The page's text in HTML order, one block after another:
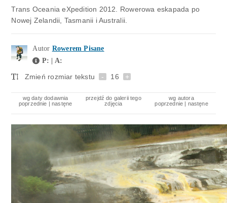
Trans Oceania eXpedition 2012. Rowerowa eskapada po
Nowej Zelandii, Tasmanii i Australii.
Autor Rowerem Pisane
P: | A:
Zmień rozmiar tekstu - 16 +
wg daty dodawnia
poprzednie |nastęne
przejdź do galerii tego
zdjęcia
wg autora
poprzednie | nastęne